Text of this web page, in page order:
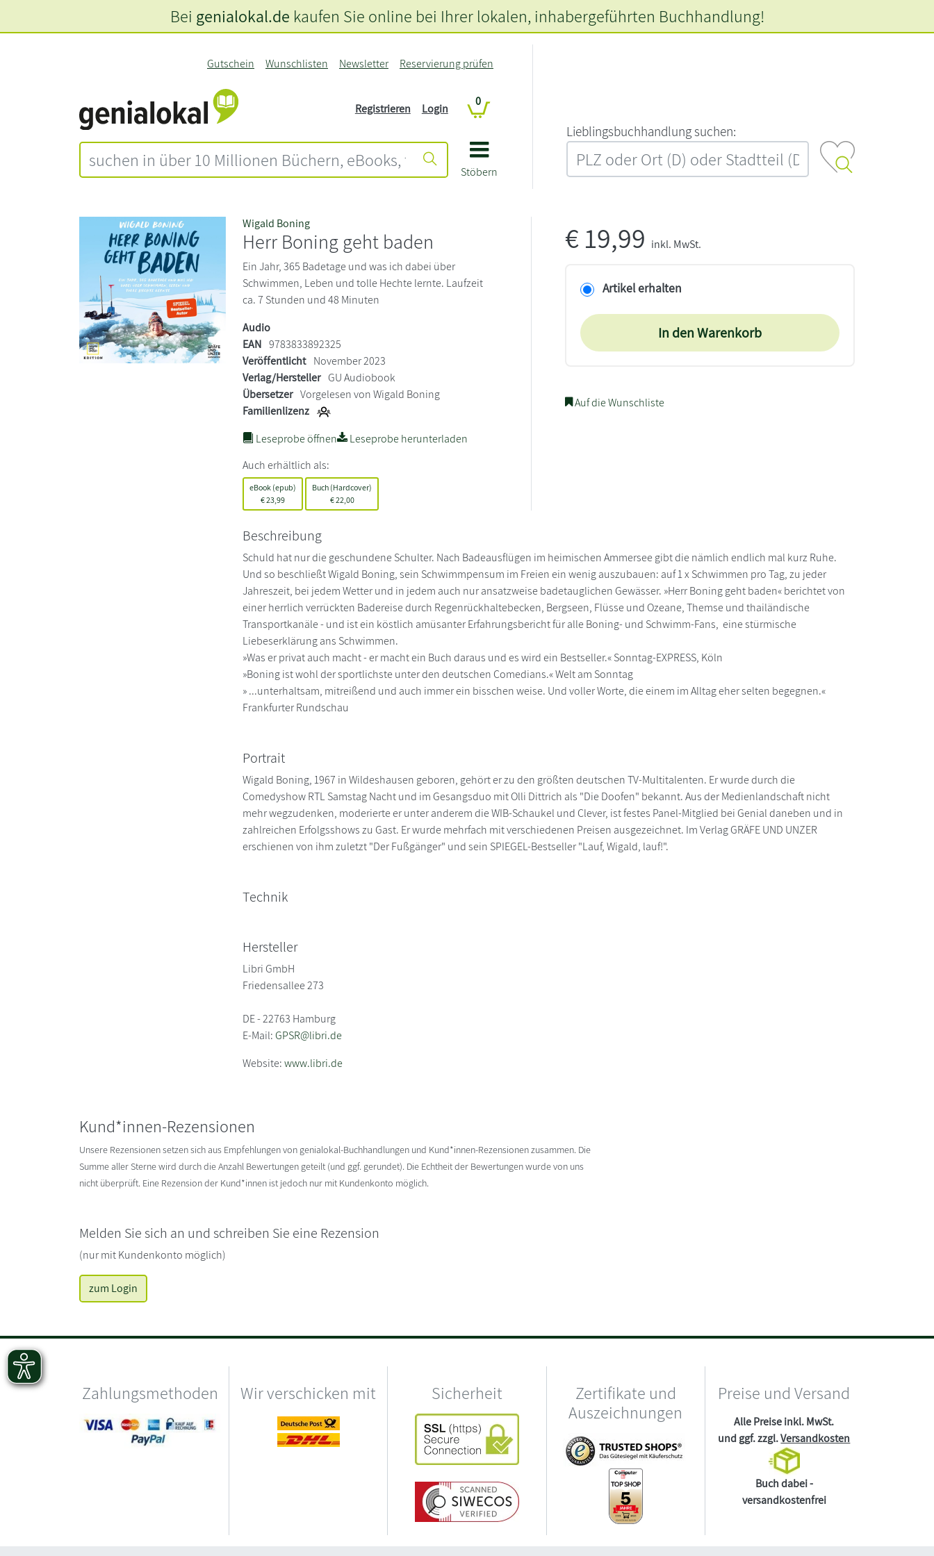
Stöbern
Gutschein Wunschlisten Newsletter Reservierung prüfen
Registrieren Login
0
L‍i‍e‍b‍l‍i‍n‍g‍s‍b‍u‍c‍h‍h‍a‍n‍d‍l‍u‍n‍g‍ ‍s‍u‍c‍h‍e‍n‍:‍
Bei genialokal.de kaufen Sie online bei Ihrer lokalen, inhabergeführten Buchhandlung!
Wigald Boning
Herr Boning geht baden
Ein Jahr, 365 Badetage und was ich dabei über
Schwimmen, Leben und tolle Hechte lernte. Laufzeit
ca. 7 Stunden und 48 Minuten
Audio
EAN 9783833892325
Veröffentlicht November 2023
Verlag/Hersteller GU Audiobook
Übersetzer Vorgelesen von Wigald Boning
Familienlizenz
Leseprobe öffnen
Leseprobe herunterladen
Auch erhältlich als:
eBook (epub)
€23,99
Buch (Hardcover)
€22,00
€19,99 inkl. MwSt.
Artikel erhalten
In den Warenkorb
Auf die Wunschliste
Beschreibung
Schuld hat nur die geschundene Schulter. Nach Badeausflügen im heimischen Ammersee gibt die nämlich endlich mal kurz Ruhe.
Und so beschließt Wigald Boning, sein Schwimmpensum im Freien ein wenig auszubauen: auf 1 x Schwimmen pro Tag, zu jeder
Jahreszeit, bei jedem Wetter und in jedem auch nur ansatzweise badetauglichen Gewässer. »Herr Boning geht baden« berichtet von
einer herrlich verrückten Badereise durch Regenrückhaltebecken, Bergseen, Flüsse und Ozeane, Themse und thailändische
Transportkanäle - und ist ein köstlich amüsanter Erfahrungsbericht für alle Boning- und Schwimm-Fans, eine stürmische
Liebeserklärung ans Schwimmen.
»Was er privat auch macht - er macht ein Buch daraus und es wird ein Bestseller.« Sonntag-EXPRESS, Köln
»Boning ist wohl der sportlichste unter den deutschen Comedians.« Welt am Sonntag
» ...unterhaltsam, mitreißend und auch immer ein bisschen weise. Und voller Worte, die einem im Alltag eher selten begegnen.«
Frankfurter Rundschau
Portrait
Wigald Boning, 1967 in Wildeshausen geboren, gehört er zu den größten deutschen TV-Multitalenten. Er wurde durch die
Comedyshow RTL Samstag Nacht und im Gesangsduo mit Olli Dittrich als "Die Doofen" bekannt. Aus der Medienlandschaft nicht
mehr wegzudenken, moderierte er unter anderem die WIB-Schaukel und Clever, ist festes Panel-Mitglied bei Genial daneben und in
zahlreichen Erfolgsshows zu Gast. Er wurde mehrfach mit verschiedenen Preisen ausgezeichnet. Im Verlag GRÄFE UND UNZER
erschienen von ihm zuletzt "Der Fußgänger" und sein SPIEGEL-Bestseller "Lauf, Wigald, lauf!".
Technik
Hersteller
Libri GmbH
Friedensallee 273
DE - 22763 Hamburg
E-Mail:GPSR@libri.de
Website:www.libri.de
Kund*innen-Rezensionen
Unsere Rezensionen setzen sich aus Empfehlungen von genialokal-Buchhandlungen und Kund*innen-Rezensionen zusammen. Die
Summe aller Sterne wird durch die Anzahl Bewertungen geteilt (und ggf. gerundet). Die Echtheit der Bewertungen wurde von uns
nicht überprüft. Eine Rezension der Kund*innen ist jedoch nur mit Kundenkonto möglich.
Melden Sie sich an und schreiben Sie eine Rezension
(nur mit Kundenkonto möglich)
zum Login
Zahlungsmethoden Wir verschicken mit Sicherheit
Zertifikate und
Auszeichnungen
Preise und Versand
Alle Preise inkl. MwSt.
und ggf. zzgl.Versandkosten
Buch dabei -
versandkostenfrei